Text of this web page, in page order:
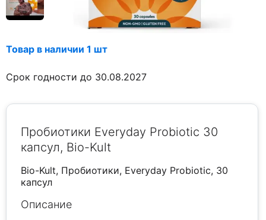
Товар в наличии 1 шт
Срок годности до 30.08.2027
Пробиотики Everyday Probiotic 30
капсул, Bio-Kult
Bio-Kult, Пробиотики, Everyday Probiotic, 30
капсул
Описание